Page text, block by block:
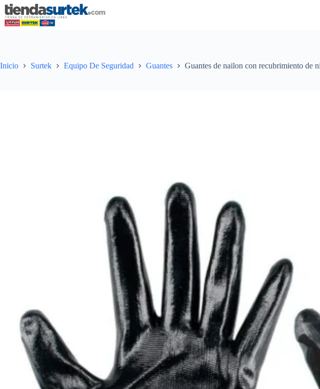
Saltar
al
contenido
Inicio Surtek Equipo De Seguridad Guantes Guantes de nailon con recubrimiento de